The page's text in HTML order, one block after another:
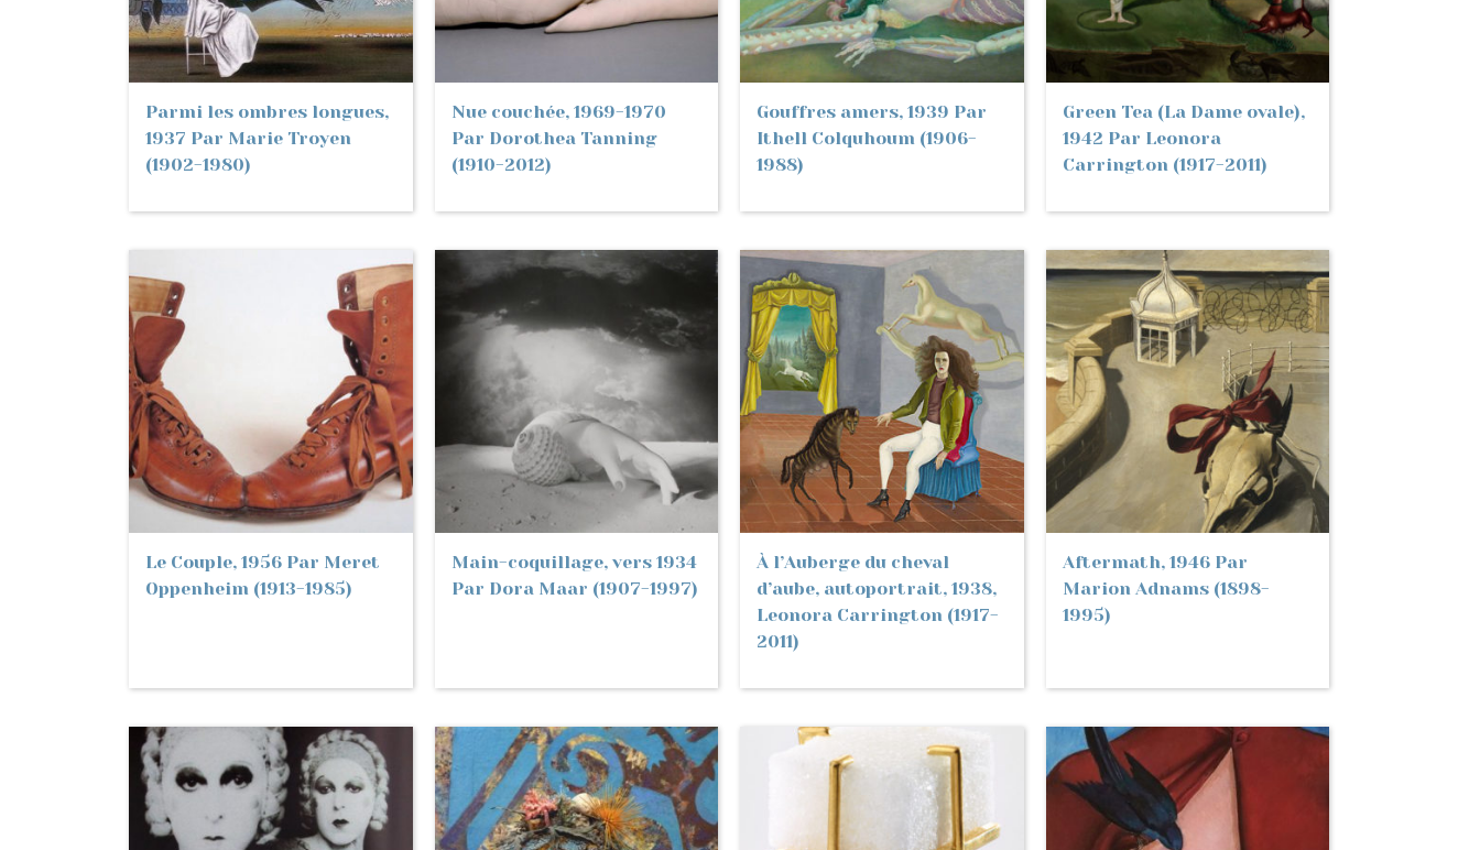
Parmi les ombres longues,
1937 Par Marie Troyen
(1902-1980)
Nue couchée, 1969-1970
Par Dorothea Tanning
(1910-2012)
Gouffres amers, 1939 Par
Ithell Colquhoum (1906-
1988)
Green Tea (La Dame ovale),
1942 Par Leonora
Carrington (1917-2011)
Le Couple, 1956 Par Meret
Oppenheim (1913-1985)
Main-coquillage, vers 1934
Par Dora Maar (1907-1997)
À l’Auberge du cheval
d’aube, autoportrait, 1938,
Leonora Carrington (1917-
2011)
Aftermath, 1946 Par
Marion Adnams (1898-
1995)